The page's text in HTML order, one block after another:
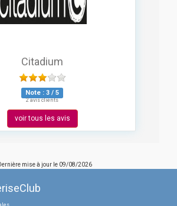
Citadium
Note : 3 / 5
2 avis clients
voir tous les avis
mise à jour le 09/08/2026